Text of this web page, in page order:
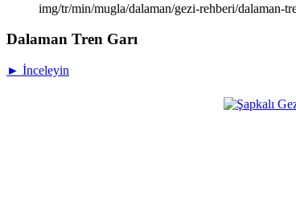
img/tr/min/mugla/dalaman/gezi-rehberi/dalaman-
Dalaman Tren Garı
► İnceleyin